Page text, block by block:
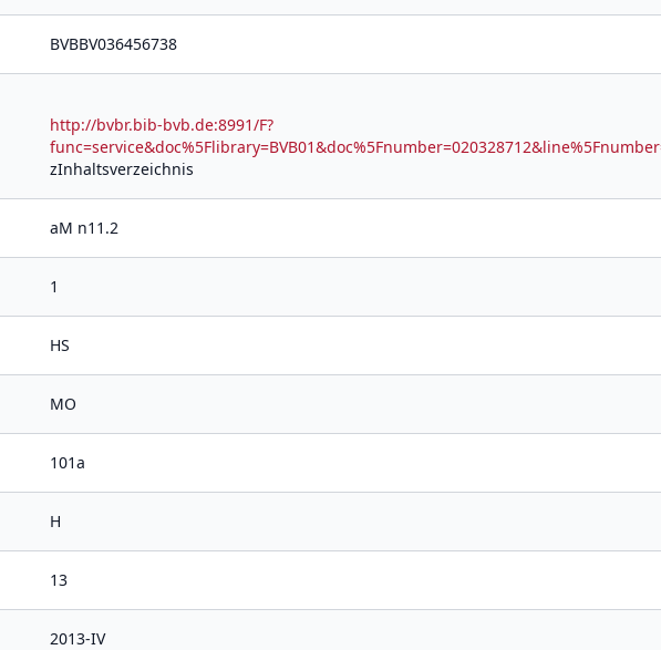
BVBBV036456738
http://bvbr.bib-bvb.de:8991/F?
zInhaltsverzeichnis
aM n11.2
1
HS
MO
101a
H
13
2013-IV